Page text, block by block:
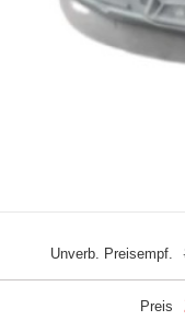
Unverb. Preisempf.
Preis